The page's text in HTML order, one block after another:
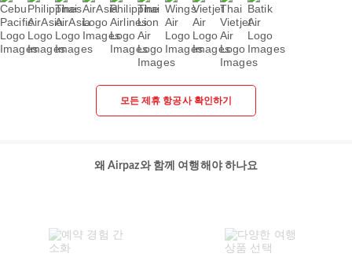
모든 제휴 항공사 확인하기
왜 Airpaz와 함께 여행해야 하나요